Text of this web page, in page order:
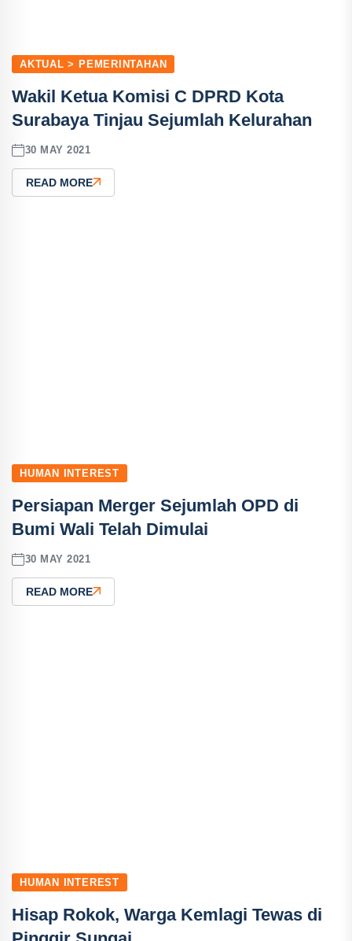
AKTUAL > PEMERINTAHAN
Wakil Ketua Komisi C DPRD Kota
Surabaya Tinjau Sejumlah Kelurahan
30 MAY 2021
READ MORE
HUMAN INTEREST
Persiapan Merger Sejumlah OPD di
Bumi Wali Telah Dimulai
30 MAY 2021
READ MORE
HUMAN INTEREST
Hisap Rokok, Warga Kemlagi Tewas di